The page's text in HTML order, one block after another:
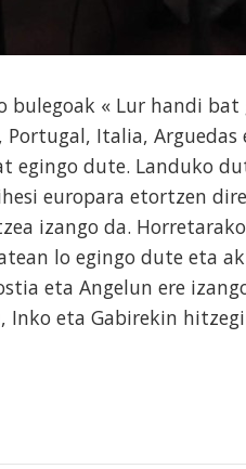
bulegoak « Lur handi
Italia,
egingo dute. Landuko
europara etortzen
izango da.
lo egingo dute eta
eta Angelun ere
eta Gabirekin